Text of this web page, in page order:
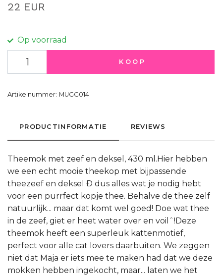
22 EUR
Op voorraad
KOOP
Artikelnummer: MUGG014
PRODUCTINFORMATIE REVIEWS
Theemok met zeef en deksel, 430 ml.Hier hebben
we een echt mooie theekop met bijpassende
theezeef en deksel Ð dus alles wat je nodig hebt
voor een purrfect kopje thee. Behalve de thee zelf
natuurlijk... maar dat komt wel goed! Doe wat thee
in de zeef, giet er heet water over en voilˆ!Deze
theemok heeft een superleuk kattenmotief,
perfect voor alle cat lovers daarbuiten. We zeggen
niet dat Maja er iets mee te maken had dat we deze
mokken hebben ingekocht, maar... laten we het